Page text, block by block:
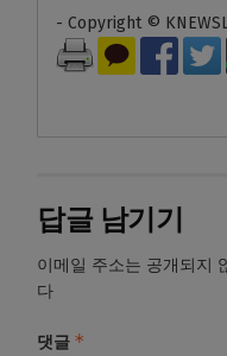
- Copyright ©
답글 남기기
이메일 주소는 공개되지
다
댓글 *